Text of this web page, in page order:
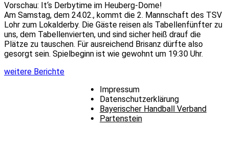
Vorschau: It‘s Derbytime im Heuberg-Dome!
Am Samstag, dem 24.02., kommt die 2. Mannschaft des TSV
Lohr zum Lokalderby. Die Gäste reisen als Tabellenfünfter zu
uns, dem Tabellenvierten, und sind sicher heiß drauf die
Plätze zu tauschen. Für ausreichend Brisanz dürfte also
gesorgt sein. Spielbeginn ist wie gewohnt um 19:30 Uhr.
weitere Berichte
Impressum
Datenschutzerklärung
Bayerischer Handball Verband
Partenstein